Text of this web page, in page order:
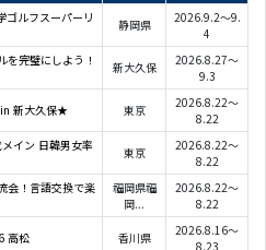
ゴルフスーパーリ
静岡県
2026.9.2～9.
4
を完璧にしよう！
新大久保
2026.8.27～
9.3
新大久保★ 東京
2026.8.22～
8.22
イン 日韓男女率
東京
2026.8.22～
8.22
会！言語交換で楽
福岡県福
岡...
2026.8.22～
8.22
高松 香川県
2026.8.16～
8.23